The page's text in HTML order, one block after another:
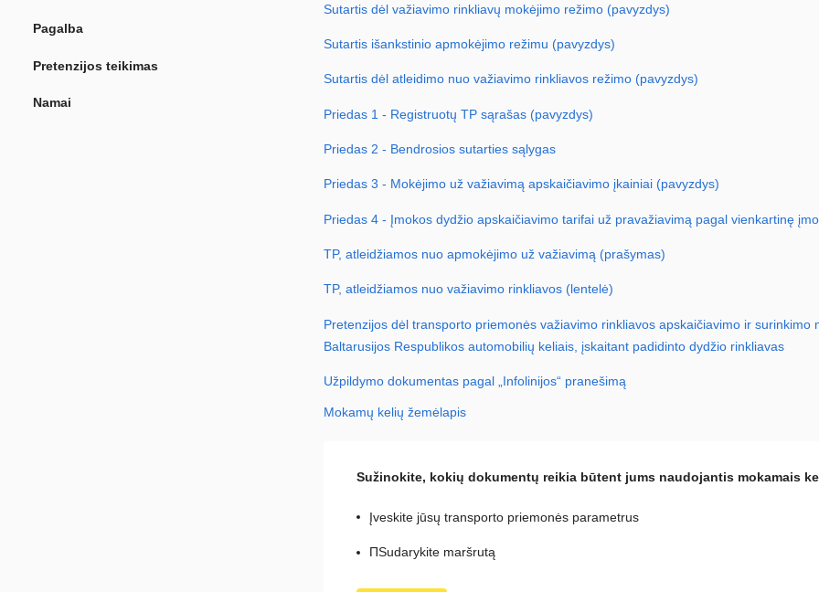
Pagalba
Pretenzijos teikimas
Namai
Sutartis dėl važiavimo rinkliavų mokėjimo režimo (pavyzdys)
Sutartis išankstinio apmokėjimo režimu (pavyzdys)
Sutartis dėl atleidimo nuo važiavimo rinkliavos režimo (pavyzdys)
Priedas 1 - Registruotų TP sąrašas (pavyzdys)
Priedas 2 - Bendrosios sutarties sąlygas
Priedas 3 - Mokėjimo už važiavimą apskaičiavimo įkainiai (pavyzdys)
Priedas 4 - Įmokos dydžio apskaičiavimo tarifai už pravažiavimą pagal vienkartinę
TP, atleidžiamos nuo apmokėjimo už važiavimą (prašymas)
ТP, atleidžiamos nuo važiavimo rinkliavos (lentelė)
Pretenzijos dėl transporto priemonės važiavimo rinkliavos apskaičiavimo ir surinkimo
Baltarusijos Respublikos automobilių keliais, įskaitant padidinto dydžio rinkliavas
Užpildymo dokumentas pagal „Infolinijos“ pranešimą
Mokamų kelių žemėlapis
Sužinokite, kokių dokumentų reikia būtent jums naudojantis mokamais
Įveskite jūsų transporto priemonės parametrus
ПSudarykite maršrutą